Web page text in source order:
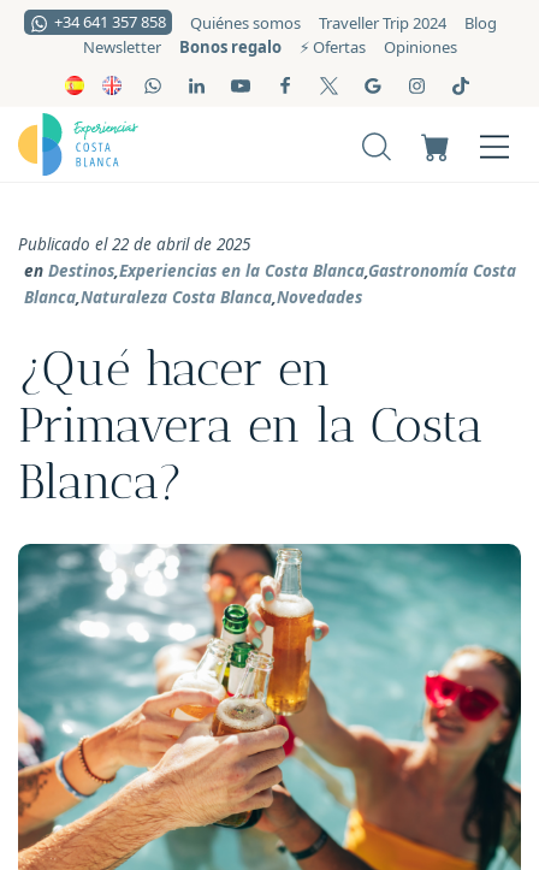
+34 641 357 858 Quiénes somos Traveller Trip 2024
Blog
Newsletter
Bonos regalo ⚡️ Ofertas Opiniones
Publicado el 22 de abril de 2025
en Destinos,Experiencias en la Costa Blanca,Gastronomía Costa
Blanca,Naturaleza Costa Blanca,Novedades
¿Qué hacer en
Primavera en la Costa
Blanca?